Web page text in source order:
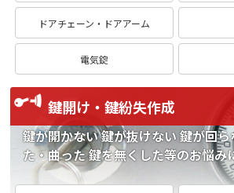
ドアチェーン・ドアアーム
電気錠
鍵開け・鍵紛失作成
鍵が開かない 鍵が抜けない 鍵が回
た・曲った 鍵を無くした等のお悩み